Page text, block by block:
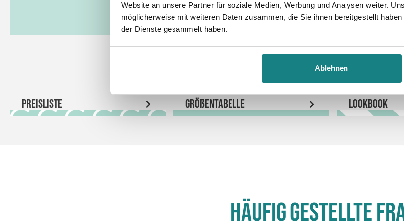
Website an unsere Partner für soziale Medien, Werbung und Analysen weiter.
möglicherweise mit weiteren Daten zusammen, die Sie ihnen bereitgestellt
der Dienste gesammelt haben.
Ablehnen
Preisliste Größentabelle LookBook
Häufig gestellte